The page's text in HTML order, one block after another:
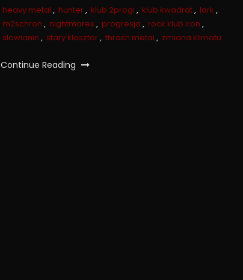
heavy metal , hunter, klub 2progi , klub kwadrat, lark ,
m2schron , nightmares , progresja , rock klub iron ,
slowianin , stary klasztor, thrash metal , zmiana klimatu
Continue Reading